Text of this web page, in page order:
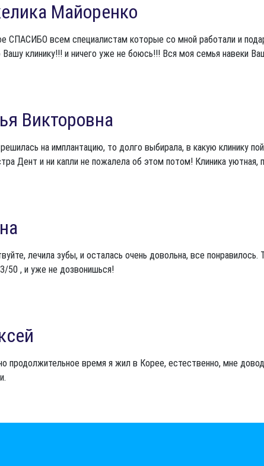
Майоренко
СПАСИБО всем специалистам которые со мной работали и
клинику!!! и ничего уже не боюсь!!! Вся моя семья навеки
Викторовна
на имплантацию, то долго выбирала, в какую клинику
Дент и ни капли не пожалела об этом потом! Клиника уютная,
лечила зубы, и осталась очень довольна, все
50 , и уже не дозвонишься!
продолжительное время я жил в Корее, естественно, мне